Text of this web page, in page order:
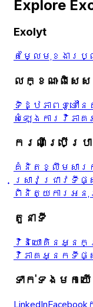
Explore
Exolyt
តម្លៃ មុខងារ ប្
លក្ខណៈពិសេស
ទិដ្ឋភាពទូទៅន
សំឡេង ការវិភា
ករណីប្រើប្រ
គំនិតខ្លឹមសារ
ស្រាវជ្រាវ​ទីផ្
ពិនិត្យការអនុ
តួនាទី
វិនិយោគិន អ្នក
វិភាគ អ្នកទីផ្ស
ទាក់ទងមកយ